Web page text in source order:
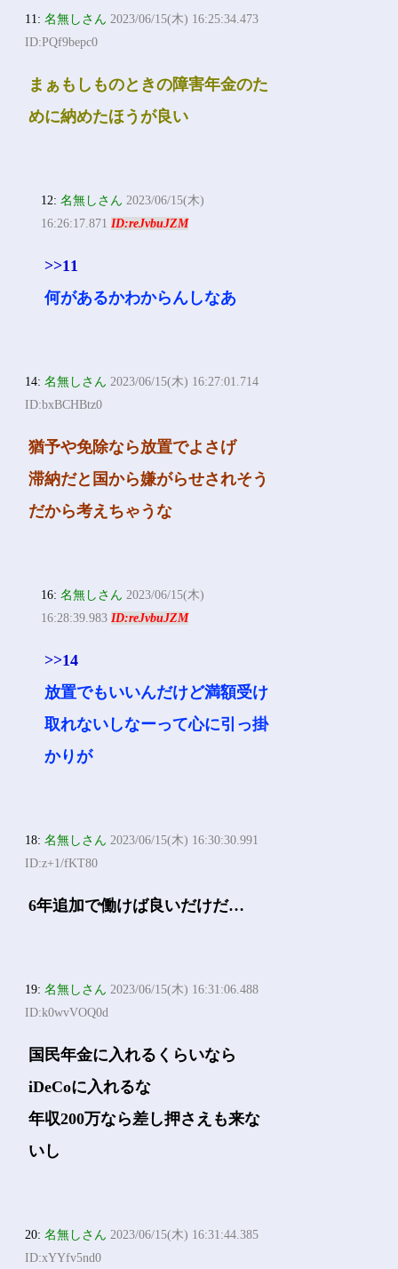
11:名無しさん 2023/06/15(木) 16:25:34.473
ID:PQf9bepc0
まぁもしものときの障害年金のた
めに納めたほうが良い
12:名無しさん 2023/06/15(木)
16:26:17.871ID:reJvbuJZM
>>11
何があるかわからんしなあ
14:名無しさん 2023/06/15(木) 16:27:01.714
ID:bxBCHBtz0
猶予や免除なら放置でよさげ
滞納だと国から嫌がらせされそう
だから考えちゃうな
16:名無しさん 2023/06/15(木)
16:28:39.983ID:reJvbuJZM
>>14
放置でもいいんだけど満額受け
取れないしなーって心に引っ掛
かりが
18:名無しさん 2023/06/15(木) 16:30:30.991
ID:z+1/fKT80
6年追加で働けば良いだけだ…
19:名無しさん 2023/06/15(木) 16:31:06.488
ID:k0wvVOQ0d
国民年金に入れるくらいなら
iDeCoに入れるな
年収200万なら差し押さえも来な
いし
20:名無しさん 2023/06/15(木) 16:31:44.385
ID:xYYfv5nd0